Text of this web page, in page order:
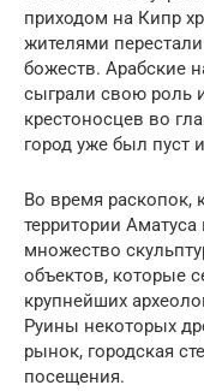
приходом на Кипр
жителями
божеств. Арабские
сыграли свою роль
крестоносцев во
город уже был пуст
Во время раскопок,
территории
множество
объектов, которые
крупнейших
Руины некоторых
рынок, городская
посещения.